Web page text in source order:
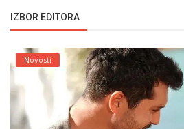
IZBOR EDITORA
Novosti